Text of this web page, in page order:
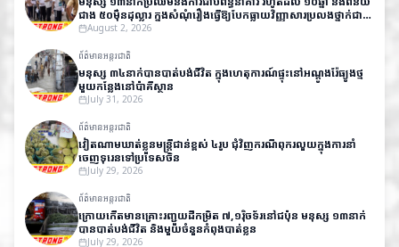
ជាង ៥០ម៉ឺនដុល្លារ ក្នុងសំណុំរឿងធ្វើឱ្យបែកធ្លាយវិញ្ញាសារប្រលងថ្នាក់ជាតិ
នៅឥណ្ឌា
August 2, 2026
ព័ត៌មានអន្តរជាតិ
មនុស្ស ៣៤នាក់បានបាត់បង់ជីវិត ក្នុងហេតុការណ៍ផ្ទុះនៅអណ្តូងរ៉ែធ្យូងថ្ម
មួយកន្លែងនៅប៉ាគីស្ថាន
July 31, 2026
ព័ត៌មានអន្តរជាតិ
វៀតណាមឃាត់ខ្លួនមន្ត្រីជាន់ខ្ពស់ ៤រូប ជុំវិញករណីពុករលួយក្នុងការនាំ
ចេញទុរេនទៅប្រទេសចិន
July 29, 2026
ព័ត៌មានអន្តរជាតិ
ក្រោយកើតមានគ្រោះរញ្ជួយដីកម្រិត ៧,១រ៉ិចទ័រនៅជប៉ុន មនុស្ស ១៣នាក់
បានបាត់បង់ជីវិត និងមួយចំនួនកំពុងបាត់ខ្លួន
July 29, 2026